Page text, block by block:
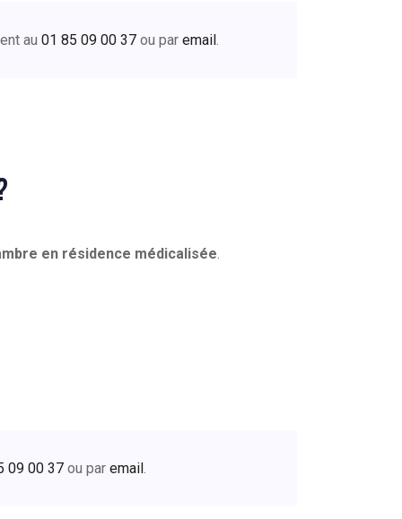
au 01 85 09 00 37 ou par email .
en résidence médicalisée.
09 00 37 ou par email .